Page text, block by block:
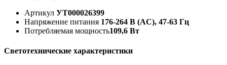
Артикул УТ000026399
Напряжение питания 176-264 В (AC), 47-63 Гц
Потребляемая мощность109,6 Вт
Светотехнические характеристики